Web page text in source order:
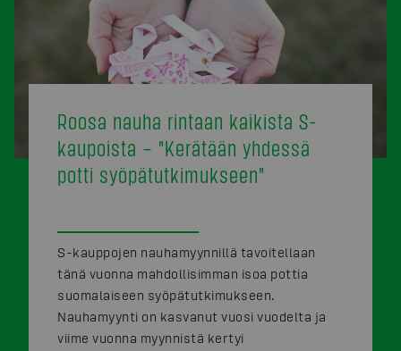
Roosa nauha rintaan kaikista S-
kaupoista – "Kerätään yhdessä
potti syöpätutkimukseen"
S-kauppojen nauhamyynnillä tavoitellaan
tänä vuonna mahdollisimman isoa pottia
suomalaiseen syöpätutkimukseen.
Nauhamyynti on kasvanut vuosi vuodelta ja
viime vuonna myynnistä kertyi